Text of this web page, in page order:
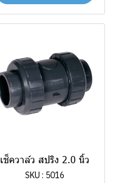
เช็ควาล์ว สปริง 2.0 นิ้ว
SKU : 5016